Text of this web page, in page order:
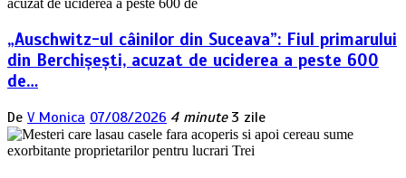
„Auschwitz-ul câinilor din Suceava”: Fiul primarului
din Berchișești, acuzat de uciderea a peste 600
de…
De V Monica 07/08/2026 4 minute 3 zile